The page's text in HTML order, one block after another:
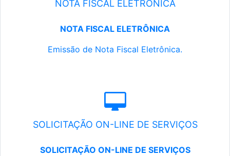
NOTA FISCAL ELETRÔNICA
NOTA FISCAL ELETRÔNICA
Emissão de Nota Fiscal Eletrônica.
SOLICITAÇÃO ON-LINE DE SERVIÇOS
SOLICITAÇÃO ON-LINE DE SERVIÇOS